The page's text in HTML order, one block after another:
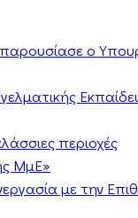
ο
περιοχές
ΜμΕ»
με την